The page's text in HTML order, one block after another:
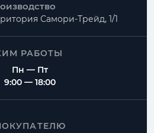
Самори-Трейд, 1/1
РАБОТЫ
Пн — Пт
9:00 — 18:00